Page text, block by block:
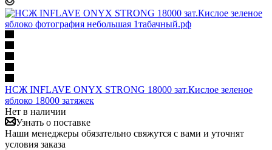
НСЖ INFLAVE ONYX STRONG 18000 зат.Кислое зеленое
яблоко 18000 затяжек
Нет в наличии
Узнать о поставке
Наши менеджеры обязательно свяжутся с вами и уточнят
условия заказа